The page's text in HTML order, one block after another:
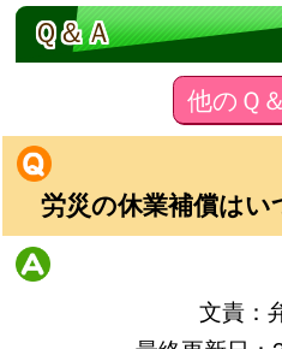
Ｑ＆Ａ
他のＱ
労災の休業補償はい
文責：